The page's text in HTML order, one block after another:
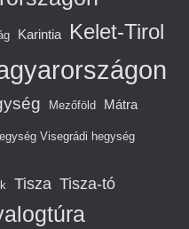
Karintia Kelet-Tirol
Mezőföld Mátra
Visegrádi hegység
Tisza Tisza-tó